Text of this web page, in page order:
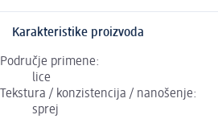
Karakteristike proizvoda
Područje primene:
lice
Tekstura / konzistencija / nanošenje:
sprej